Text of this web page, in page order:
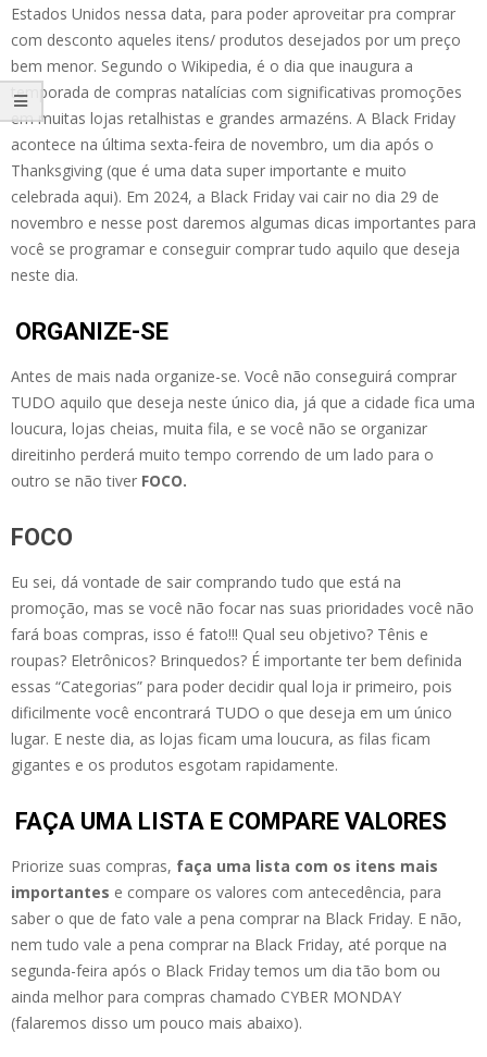
Estados Unidos nessa data, para poder aproveitar pra comprar
com desconto aqueles itens/ produtos desejados por um preço
bem menor. Segundo o Wikipedia, é o dia que inaugura a
temporada de compras natalícias com significativas promoções
em muitas lojas retalhistas e grandes armazéns. A Black Friday
acontece na última sexta-feira de novembro, um dia após o
Thanksgiving (que é uma data super importante e muito
celebrada aqui). Em 2024, a Black Friday vai cair no dia 29 de
novembro e nesse post daremos algumas dicas importantes para
você se programar e conseguir comprar tudo aquilo que deseja
neste dia.
ORGANIZE-SE
Antes de mais nada organize-se. Você não conseguirá comprar
TUDO aquilo que deseja neste único dia, já que a cidade fica uma
loucura, lojas cheias, muita fila, e se você não se organizar
direitinho perderá muito tempo correndo de um lado para o
outro se não tiver FOCO.
FOCO
Eu sei, dá vontade de sair comprando tudo que está na
promoção, mas se você não focar nas suas prioridades você não
fará boas compras, isso é fato!!! Qual seu objetivo? Tênis e
roupas? Eletrônicos? Brinquedos? É importante ter bem definida
essas “Categorias” para poder decidir qual loja ir primeiro, pois
dificilmente você encontrará TUDO o que deseja em um único
lugar. E neste dia, as lojas ficam uma loucura, as filas ficam
gigantes e os produtos esgotam rapidamente.
FAÇA UMA LISTA E COMPARE VALORES
Priorize suas compras, faça uma lista com os itens mais
importantes e compare os valores com antecedência, para
saber o que de fato vale a pena comprar na Black Friday. E não,
nem tudo vale a pena comprar na Black Friday, até porque na
segunda-feira após o Black Friday temos um dia tão bom ou
ainda melhor para compras chamado CYBER MONDAY
(falaremos disso um pouco mais abaixo).